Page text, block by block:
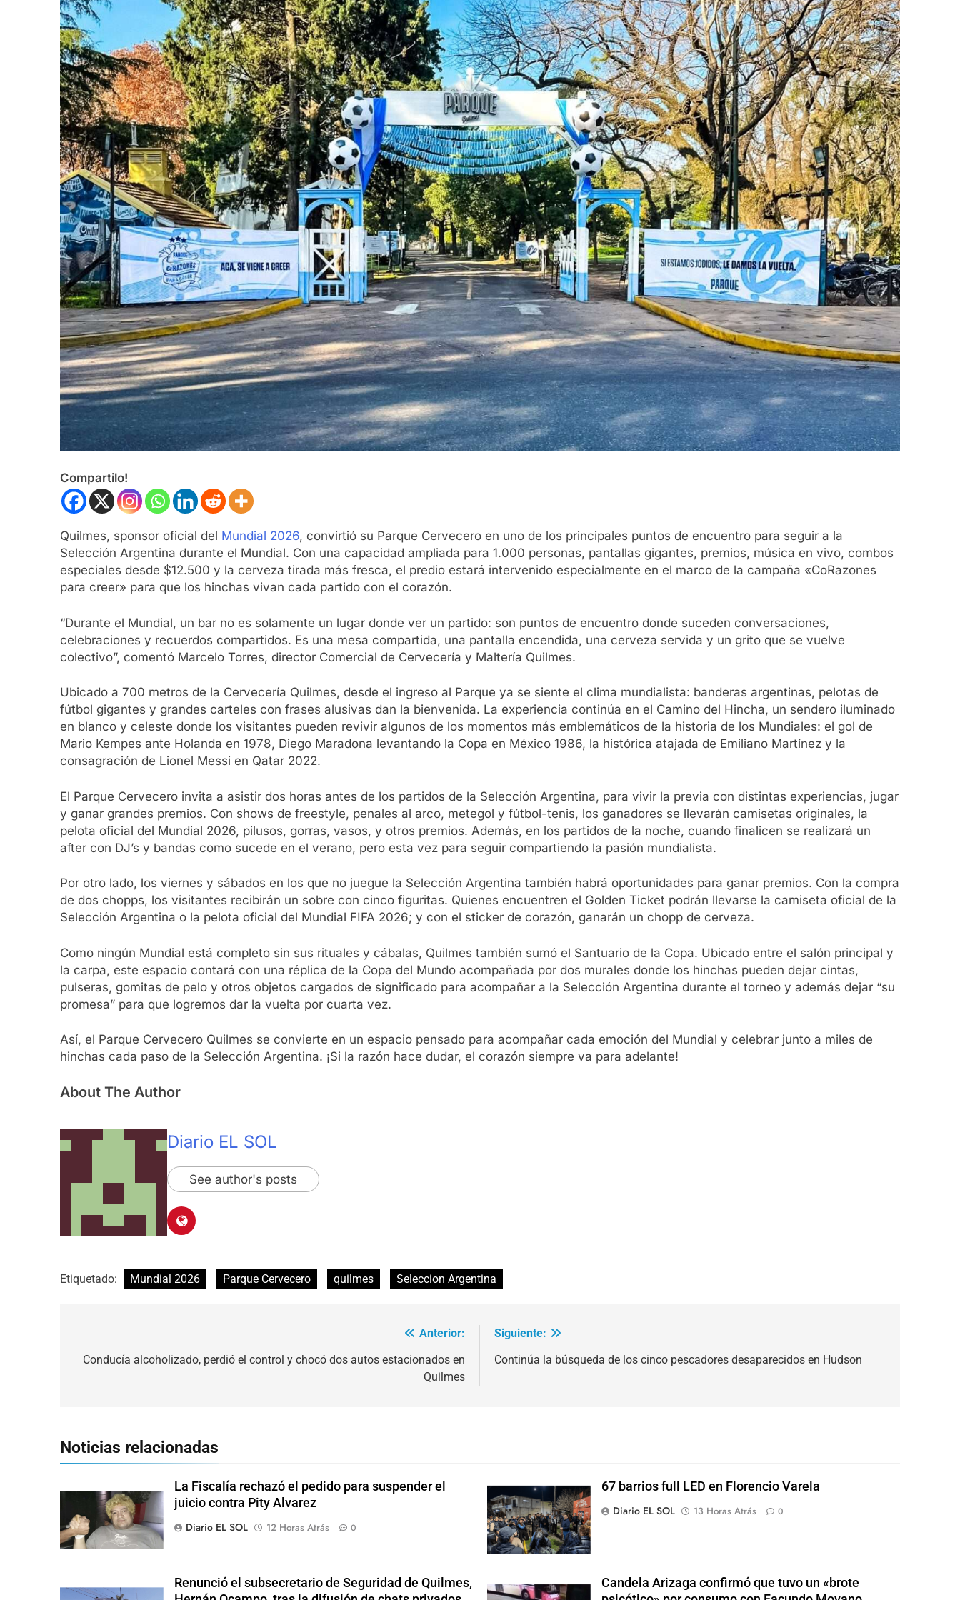
Compartilo!
Quilmes, sponsor oficial del Mundial 2026, convirtió su Parque Cervecero en uno de los principales puntos de encuentro para seguir a la
Selección Argentina durante el Mundial. Con una capacidad ampliada para 1.000 personas, pantallas gigantes, premios, música en vivo, combos
especiales desde $12.500 y la cerveza tirada más fresca, el predio estará intervenido especialmente en el marco de la campaña «CoRazones
para creer» para que los hinchas vivan cada partido con el corazón.
“Durante el Mundial, un bar no es solamente un lugar donde ver un partido: son puntos de encuentro donde suceden conversaciones,
celebraciones y recuerdos compartidos. Es una mesa compartida, una pantalla encendida, una cerveza servida y un grito que se vuelve
colectivo”, comentó Marcelo Torres, director Comercial de Cervecería y Maltería Quilmes.
Ubicado a 700 metros de la Cervecería Quilmes, desde el ingreso al Parque ya se siente el clima mundialista: banderas argentinas, pelotas de
fútbol gigantes y grandes carteles con frases alusivas dan la bienvenida. La experiencia continúa en el Camino del Hincha, un sendero iluminado
en blanco y celeste donde los visitantes pueden revivir algunos de los momentos más emblemáticos de la historia de los Mundiales: el gol de
Mario Kempes ante Holanda en 1978, Diego Maradona levantando la Copa en México 1986, la histórica atajada de Emiliano Martínez y la
consagración de Lionel Messi en Qatar 2022.
El Parque Cervecero invita a asistir dos horas antes de los partidos de la Selección Argentina, para vivir la previa con distintas experiencias, jugar
y ganar grandes premios. Con shows de freestyle, penales al arco, metegol y fútbol-tenis, los ganadores se llevarán camisetas originales, la
pelota oficial del Mundial 2026, pilusos, gorras, vasos, y otros premios. Además, en los partidos de la noche, cuando finalicen se realizará un
after con DJ’s y bandas como sucede en el verano, pero esta vez para seguir compartiendo la pasión mundialista.
Por otro lado, los viernes y sábados en los que no juegue la Selección Argentina también habrá oportunidades para ganar premios. Con la compra
de dos chopps, los visitantes recibirán un sobre con cinco figuritas. Quienes encuentren el Golden Ticket podrán llevarse la camiseta oficial de la
Selección Argentina o la pelota oficial del Mundial FIFA 2026; y con el sticker de corazón, ganarán un chopp de cerveza.
Como ningún Mundial está completo sin sus rituales y cábalas, Quilmes también sumó el Santuario de la Copa. Ubicado entre el salón principal y
la carpa, este espacio contará con una réplica de la Copa del Mundo acompañada por dos murales donde los hinchas pueden dejar cintas,
pulseras, gomitas de pelo y otros objetos cargados de significado para acompañar a la Selección Argentina durante el torneo y además dejar “su
promesa” para que logremos dar la vuelta por cuarta vez.
Así, el Parque Cervecero Quilmes se convierte en un espacio pensado para acompañar cada emoción del Mundial y celebrar junto a miles de
hinchas cada paso de la Selección Argentina. ¡Si la razón hace dudar, el corazón siempre va para adelante!
About The Author
Diario EL SOL
See author's posts
Etiquetado: Mundial 2026 Parque Cervecero quilmes Seleccion Argentina
de
Anterior:
Conducía alcoholizado, perdió el control y chocó dos autos estacionados en
Quilmes
Siguiente:
Continúa la búsqueda de los cinco pescadores desaparecidos en Hudson
Noticias relacionadas
La Fiscalía rechazó el pedido para suspender el
juicio contra Pity Alvarez
Diario EL SOL
12 Horas Atrás 0
67 barrios full LED en Florencio Varela
Diario EL SOL
13 Horas Atrás 0
Renunció el subsecretario de Seguridad de Quilmes,
Candela Arizaga confirmó que tuvo un «brote